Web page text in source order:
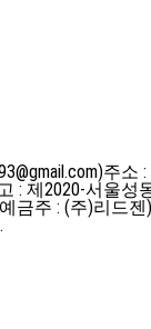
주소
: 제2020-서울성
금주 : (주)리드젠)